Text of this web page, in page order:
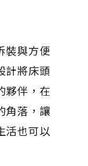
裝與方便
計將床頭
夥伴，在
角落，讓
活也可以